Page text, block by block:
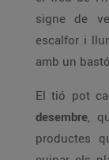
signe de
escalfor i
amb un
El tió pot
desembre,
productes